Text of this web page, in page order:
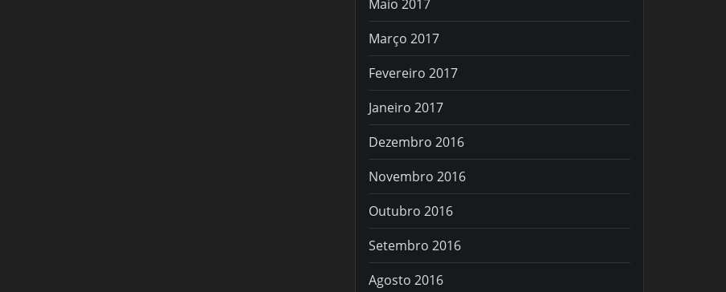
Maio 2017
Março 2017
Fevereiro 2017
Janeiro 2017
Dezembro 2016
Novembro 2016
Outubro 2016
Setembro 2016
Agosto 2016